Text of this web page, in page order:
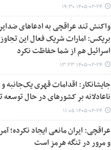
۱۴۰۵-۰۲-۲۴ ۱۹:۳۰
واکنش تند عراقچی به ادعاهای
بریکس: امارات شریک فعال این
اسرائیل هم از شما حفاظت نکرد
۱۴۰۵-۰۲-۲۴ ۱۳:۲۳
جایشانکار: اقدامات قهری یک‌جانبه
ناعادلانه بر کشورهای در حال توسعه
۱۴۰۵-۰۲-۲۴ ۱۱:۰۵
عراقچی: ایران مانعی ایجاد نکرده؛
و مرور در تنگه هرمز است